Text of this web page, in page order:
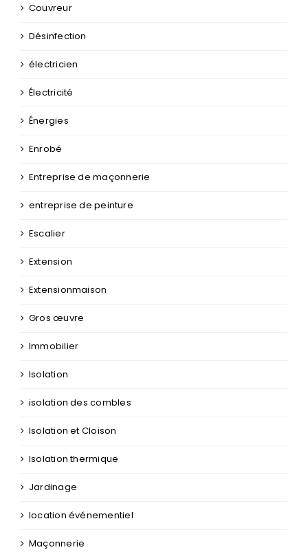
Couvreur
Désinfection
électricien
Électricité
Énergies
Enrobé
Entreprise de maçonnerie
entreprise de peinture
Escalier
Extension
Extensionmaison
Gros œuvre
Immobilier
Isolation
isolation des combles
Isolation et Cloison
Isolation thermique
Jardinage
location événementiel
Maçonnerie